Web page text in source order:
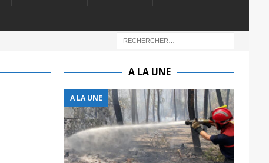
A LA UNE
A LA UNE